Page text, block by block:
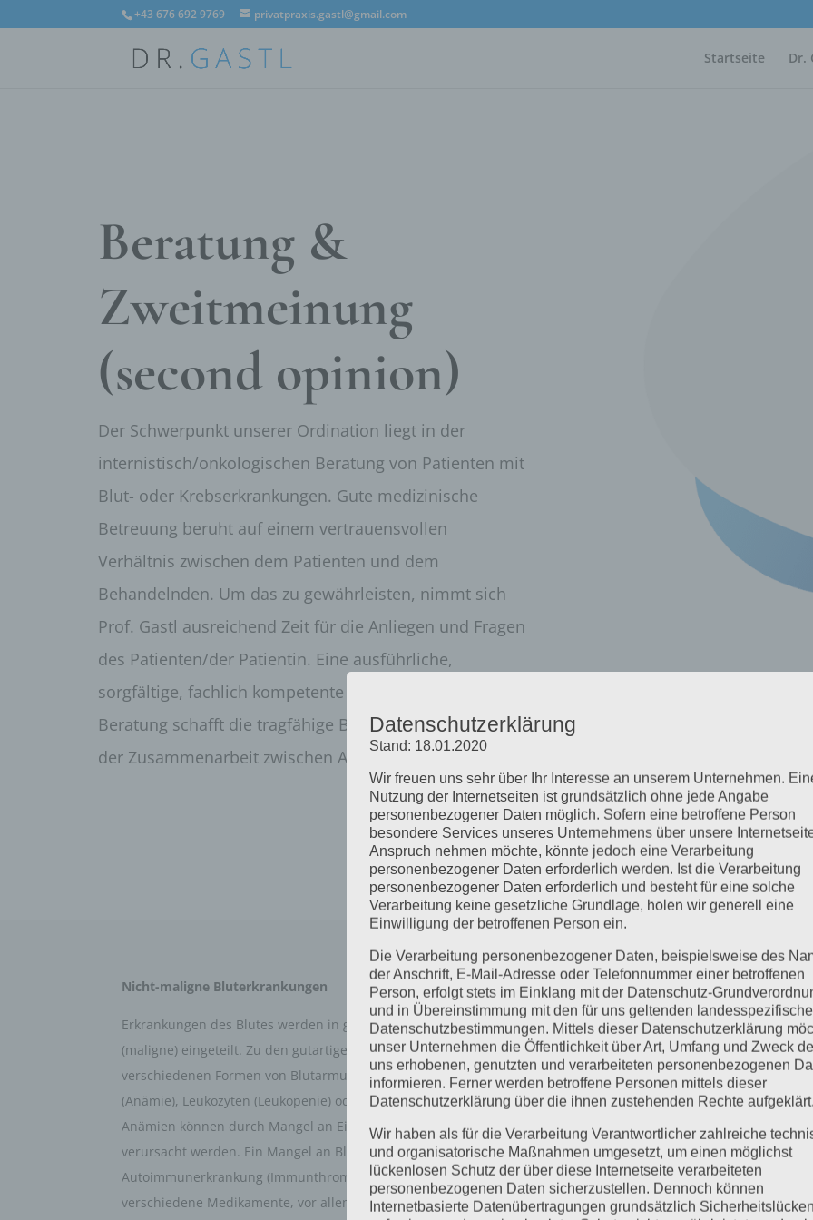
+43 676 692 9769 privatpraxis.gastl@gmail.com
Startseite Dr.
Beratung &
Zweitmeinung
(second opinion)
Der Schwerpunkt unserer Ordination liegt in der
internistisch/onkologischen Beratung von Patienten mit
Blut- oder Krebserkrankungen. Gute medizinische
Betreuung beruht auf einem vertrauensvollen
Verhältnis zwischen dem Patienten und dem
Behandelnden. Um das zu gewährleisten, nimmt sich
Prof. Gastl ausreichend Zeit für die Anliegen und Fragen
des Patienten/der Patientin. Eine ausführliche,
sorgfältige, fachlich kompetente und einfühlsame
Beratung schafft die tragfähige Basis für das Gelingen
der Zusammenarbeit zwischen Arzt und Patient.
Nicht-maligne Bluterkrankungen
Erkrankungen des Blutes werden in gutartige (nicht maligne) und bösartige
(maligne) eingeteilt. Zu den gutartigen Blutkrankheiten zählen u.a.
verschiedenen Formen von Blutarmut mit Mangel an roten Blutkörperchen
(Anämie), Leukozyten (Leukopenie) oder Blutplättchen (Thrombopenie).
Anämien können durch Mangel an Eisen, Vitamin B12 oder Folsäure
verursacht werden. Ein Mangel an Blutplättchen kann durch eine
Autoimmunerkrankung (Immunthrombopenie) bedingt sein. Auch
verschiedene Medikamente, vor allem Zytostatika, können einen schweren
Bösartige (maligne)
Zu dieser Gruppe zählen
Leukämien,
(Hodgkin Lymphom oder
Diagnose dieser malignen
Labordiagnostik aus Blut,
bildgebende
PET-CT, MRT). Von der
Therapie als auch die
Datenschutzerklärung
Stand: 18.01.2020
Wir freuen uns sehr über Ihr Interesse an unserem Unternehmen.
Nutzung der Internetseiten ist grundsätzlich ohne jede Angabe
personenbezogener Daten möglich. Sofern eine betroffene Person
besondere Services unseres Unternehmens über unsere
Anspruch nehmen möchte, könnte jedoch eine Verarbeitung
personenbezogener Daten erforderlich werden. Ist die Verarbeitung
personenbezogener Daten erforderlich und besteht für eine solche
Verarbeitung keine gesetzliche Grundlage, holen wir generell eine
Einwilligung der betroffenen Person ein.
Die Verarbeitung personenbezogener Daten, beispielsweise des
der Anschrift, E-Mail-Adresse oder Telefonnummer einer betroffenen
Person, erfolgt stets im Einklang mit der Datenschutz-
und in Übereinstimmung mit den für uns geltenden
Datenschutzbestimmungen. Mittels dieser Datenschutzerklärung
unser Unternehmen die Öffentlichkeit über Art, Umfang und Zweck
uns erhobenen, genutzten und verarbeiteten personenbezogenen
informieren. Ferner werden betroffene Personen mittels dieser
Datenschutzerklärung über die ihnen zustehenden Rechte
Wir haben als für die Verarbeitung Verantwortlicher zahlreiche
und organisatorische Maßnahmen umgesetzt, um einen möglichst
lückenlosen Schutz der über diese Internetseite verarbeiteten
personenbezogenen Daten sicherzustellen. Dennoch können
Internetbasierte Datenübertragungen grundsätzlich